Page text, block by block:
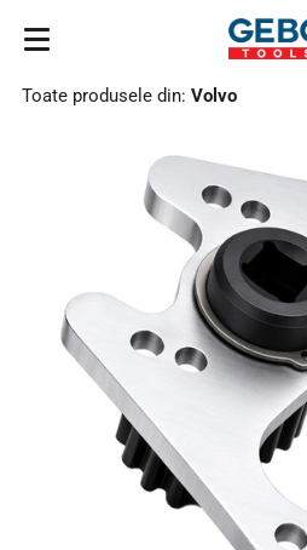
conținut
GeboTools.ro
Toate produsele din: Volvo